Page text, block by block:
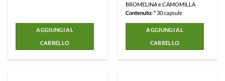
AGGIUNGI AL
CARRELLO
BROMELINA e CAMOMILLA
Contenuto: *30 capsule
AGGIUNGI AL
CARRELLO